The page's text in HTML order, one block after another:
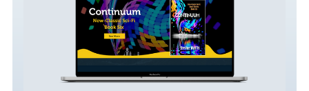
Sci-Fi Author